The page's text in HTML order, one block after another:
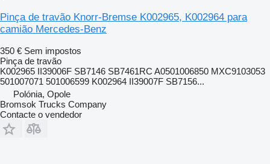
Pinça de travão Knorr-Bremse K002965, K002964 para
camião Mercedes-Benz
350 € Sem impostos
Pinça de travão
K002965 II39006F SB7146 SB7461RC A0501006850 MXC9103053
501007071 501006599 K002964 II39007F SB7156...
Polónia, Opole
Bromsok Trucks Company
Contacte o vendedor